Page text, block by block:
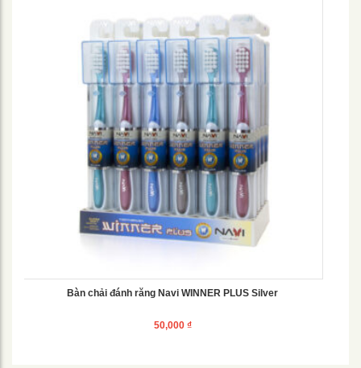
Bàn chải đánh răng Navi WINNER PLUS Silver
50,000 ₫